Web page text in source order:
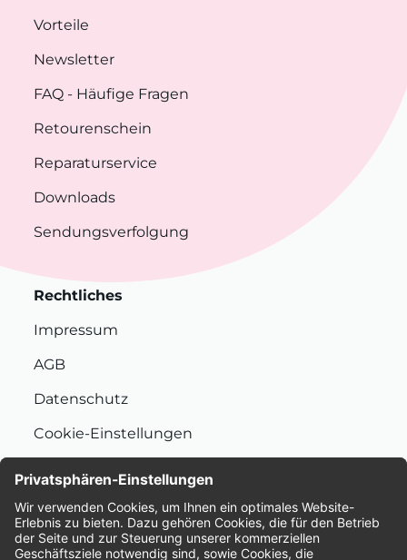
Vorteile
Newsletter
FAQ - Häufige Fragen
Retourenschein
Reparaturservice
Downloads
Sendungsverfolgung
Rechtliches
Impressum
AGB
Datenschutz
Cookie-Einstellungen
Bewertungen